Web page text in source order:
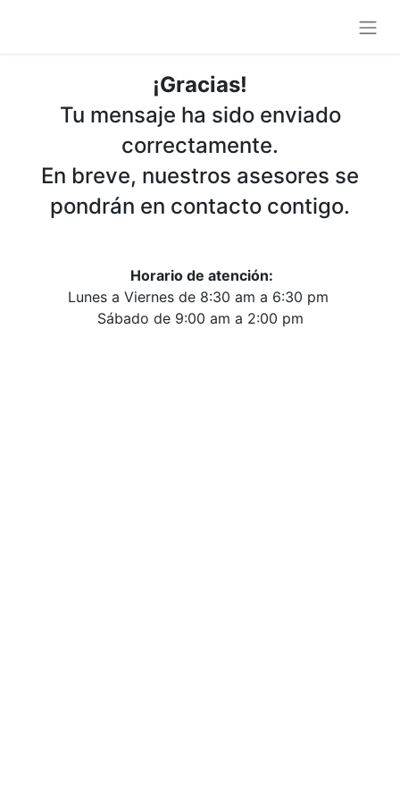
¡Gracias!
Tu mensaje ha sido enviado
correctamente.
En breve, nuestros asesores se
pondrán en contacto contigo.
Horario de atención:
Lunes a Viernes de 8:30 am a 6:30 pm
Sábado de 9:00 am a 2:00 pm